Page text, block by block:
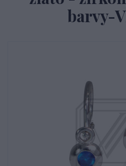
barvy-